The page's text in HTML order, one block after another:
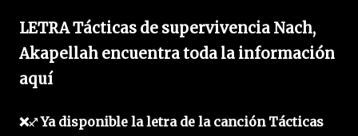
LETRA Tácticas de supervivencia Nach,
Akapellah encuentra toda la información
aquí
❌♐ Ya disponible la letra de la canción Tácticas